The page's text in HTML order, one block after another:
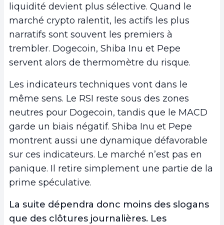
liquidité devient plus sélective. Quand le
marché crypto ralentit, les actifs les plus
narratifs sont souvent les premiers à
trembler. Dogecoin, Shiba Inu et Pepe
servent alors de thermomètre du risque.
Les indicateurs techniques vont dans le
même sens. Le RSI reste sous des zones
neutres pour Dogecoin, tandis que le MACD
garde un biais négatif. Shiba Inu et Pepe
montrent aussi une dynamique défavorable
sur ces indicateurs. Le marché n’est pas en
panique. Il retire simplement une partie de la
prime spéculative.
La suite dépendra donc moins des slogans
que des clôtures journalières. Les